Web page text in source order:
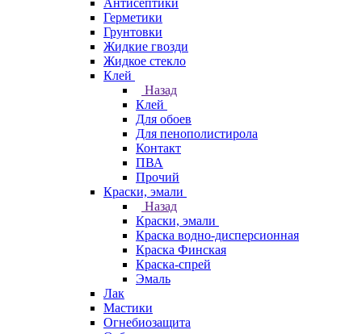
Антисептики
Герметики
Грунтовки
Жидкие гвозди
Жидкое стекло
Клей
Назад
Клей
Для обоев
Для пенополистирола
Контакт
ПВА
Прочий
Краски, эмали
Назад
Краски, эмали
Краска водно-дисперсионная
Краска Финская
Краска-спрей
Эмаль
Лак
Мастики
Огнебиозащита